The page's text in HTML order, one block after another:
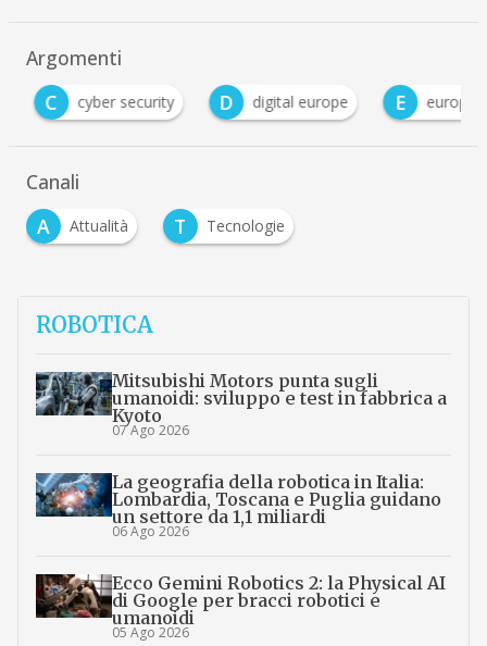
Argomenti
C
cyber security D digital europe E europa
Canali
A
Attualità T Tecnologie
ROBOTICA
Mitsubishi Motors punta sugli
umanoidi: sviluppo e test in fabbrica a
Kyoto
07 Ago 2026
La geografia della robotica in Italia:
Lombardia, Toscana e Puglia guidano
un settore da 1,1 miliardi
06 Ago 2026
Ecco Gemini Robotics 2: la Physical AI
di Google per bracci robotici e
umanoidi
05 Ago 2026